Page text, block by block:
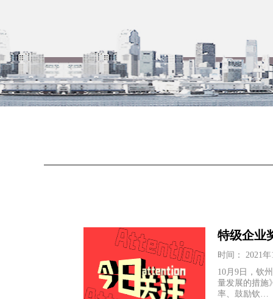
特级企业
时间： 2021
10月9日，钦
量发展的措施
率、鼓励钦…